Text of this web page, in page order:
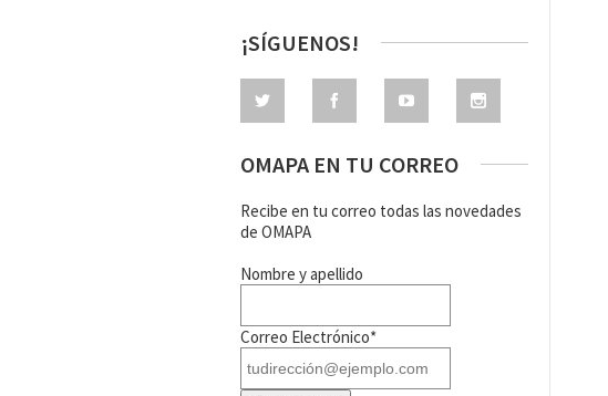
¡SÍGUENOS!
OMAPA EN TU CORREO
Recibe en tu correo todas las novedades
de OMAPA
Nombre y apellido
Correo Electrónico*